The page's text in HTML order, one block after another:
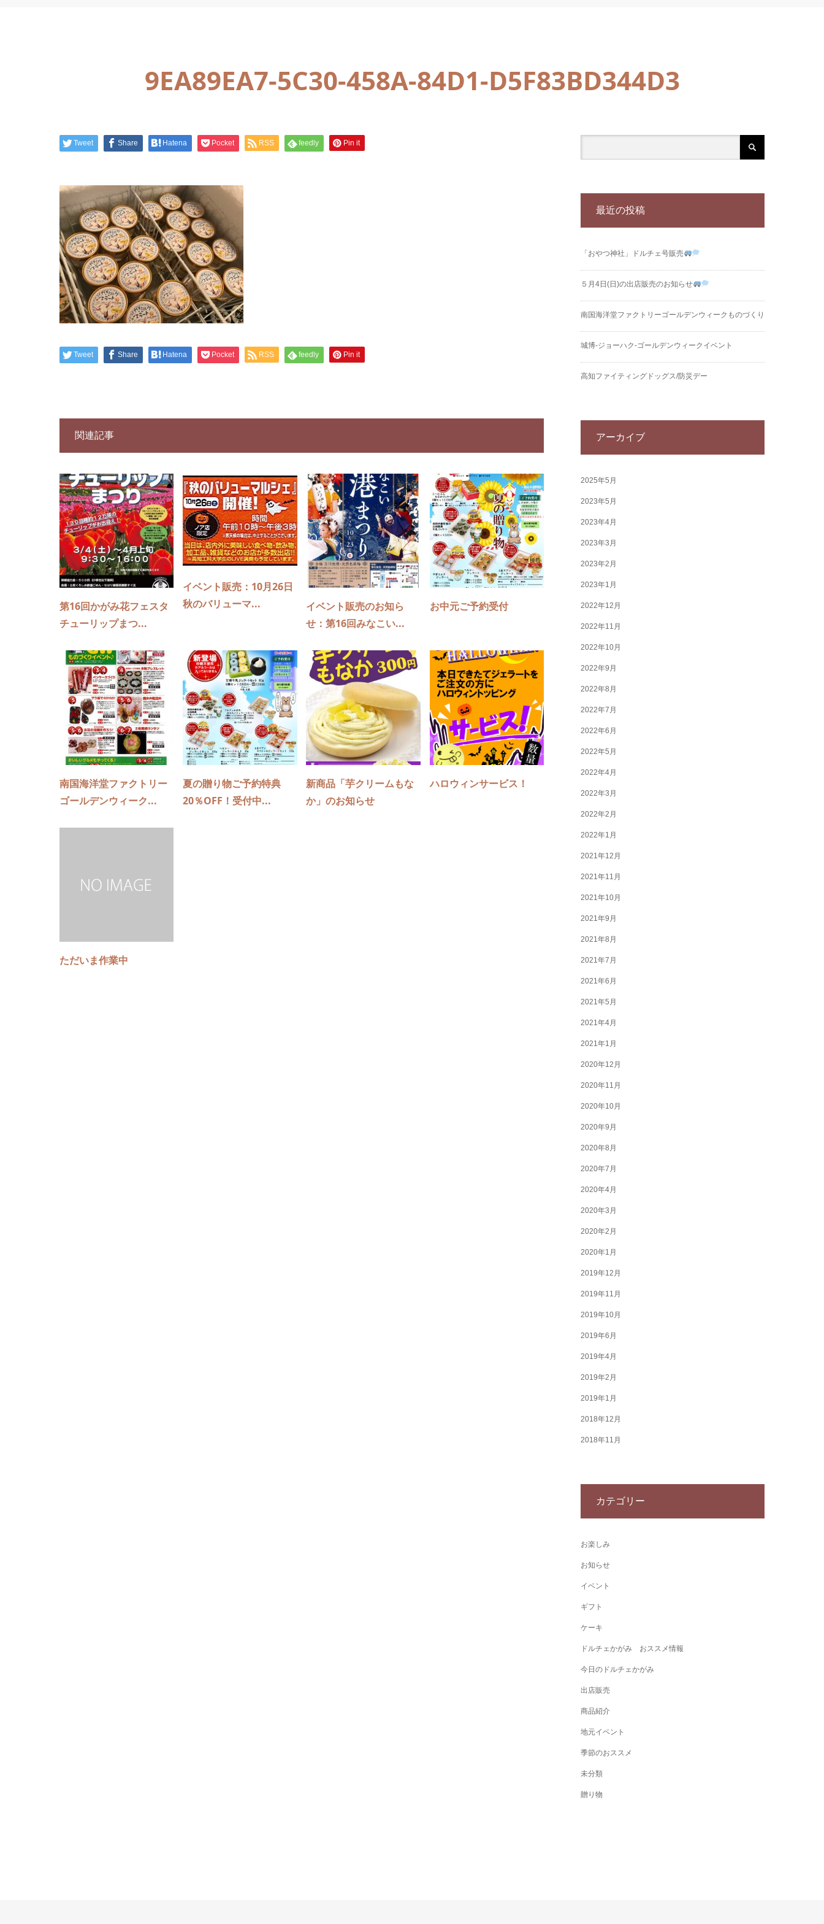
9EA89EA7-5C30-458A-84D1-D5F83BD344D3
Tweet Share Hatena Pocket RSS feedly Pin it
Tweet Share Hatena Pocket RSS feedly Pin it
関連記事
第16回かがみ花フェスタ
チューリップまつ...
イベント販売：10月26日
秋のバリューマ...
イベント販売のお知ら
せ：第16回みなこい...
お中元ご予約受付
南国海洋堂ファクトリー
ゴールデンウィーク...
夏の贈り物ご予約特典
20％OFF！受付中...
新商品「芋クリームもな
か」のお知らせ
ハロウィンサービス！
ただいま作業中
最近の投稿
「おやつ神社」ドルチェ号販売
５月4日(日)の出店販売のお知らせ
南国海洋堂ファクトリーゴールデンウィークものづくり
城博‐ジョーハク‐ゴールデンウィークイベント
高知ファイティングドッグス/防災デー
アーカイブ
2025年5月
2023年5月
2023年4月
2023年3月
2023年2月
2023年1月
2022年12月
2022年11月
2022年10月
2022年9月
2022年8月
2022年7月
2022年6月
2022年5月
2022年4月
2022年3月
2022年2月
2022年1月
2021年12月
2021年11月
2021年10月
2021年9月
2021年8月
2021年7月
2021年6月
2021年5月
2021年4月
2021年1月
2020年12月
2020年11月
2020年10月
2020年9月
2020年8月
2020年7月
2020年4月
2020年3月
2020年2月
2020年1月
2019年12月
2019年11月
2019年10月
2019年6月
2019年4月
2019年2月
2019年1月
2018年12月
2018年11月
カテゴリー
お楽しみ
お知らせ
イベント
ギフト
ケーキ
ドルチェかがみ おススメ情報
今日のドルチェかがみ
出店販売
商品紹介
地元イベント
季節のおススメ
未分類
贈り物